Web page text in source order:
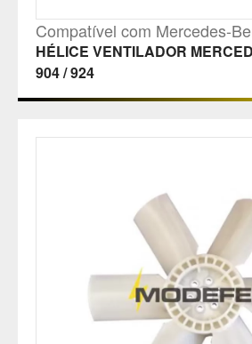
Compatível com Mercedes-
HÉLICE VENTILADOR
904 / 924